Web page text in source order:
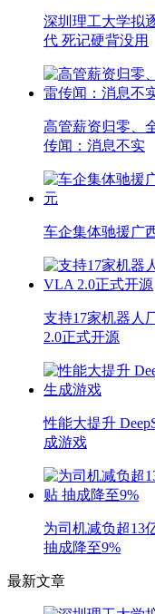
深圳理工大学拟
代 死记硬背没用
高管薪资归零、
传闻：消息不实
车企集体驰援广
支持17家机器人
2.0正式开源
性能大提升
成游戏
为司机减负超13
抽成降至9%
最新文章